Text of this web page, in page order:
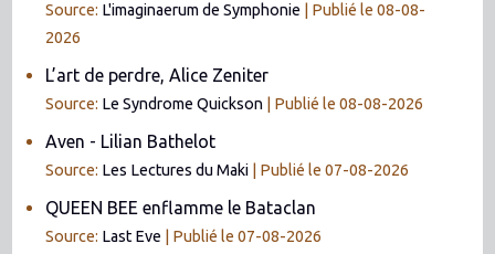
Source: L'imaginaerum de Symphonie
Publié le 08-08-
2026
L’art de perdre, Alice Zeniter
Source: Le Syndrome Quickson Publié le 08-08-2026
Aven - Lilian Bathelot
Source: Les Lectures du Maki Publié le 07-08-2026
QUEEN BEE enflamme le Bataclan
Source: Last Eve Publié le 07-08-2026